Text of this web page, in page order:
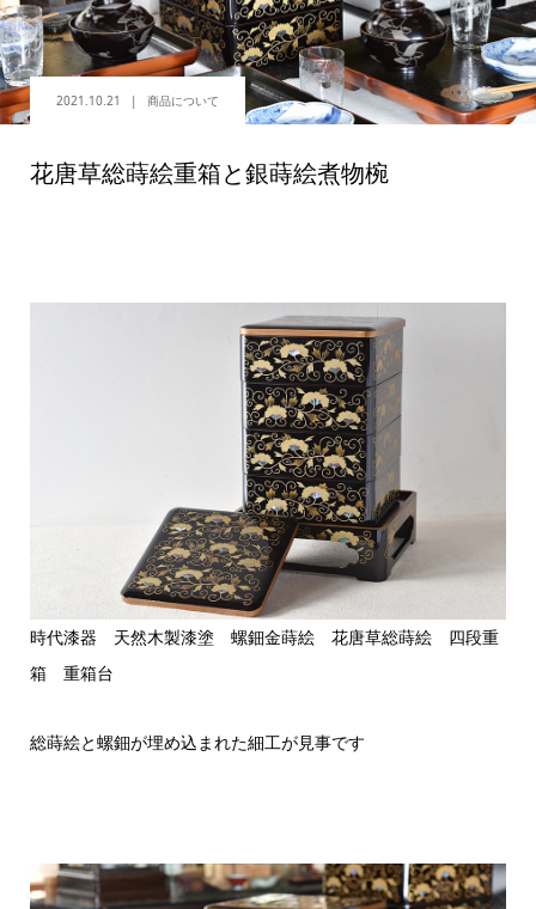
2021.10.21 商品について
花唐草総蒔絵重箱と銀蒔絵煮物椀
時代漆器 天然木製漆塗 螺鈿金蒔絵 花唐草総蒔絵 四段重
箱 重箱台
総蒔絵と螺鈿が埋め込まれた細工が見事です